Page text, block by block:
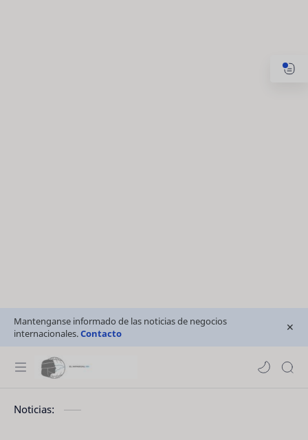
Mantenganse informado de las noticias de negocios
internacionales.Contacto
Noticias: